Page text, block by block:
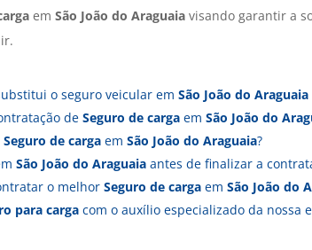
em São João do Araguaiavisando garantir a
o seguro veicular em São João do Araguaia
de Seguro de cargaem São João do
Seguro de cargaem São João do Araguaia?
São João do Araguaiaantes de finalizar a
o melhor Seguro de cargaem São João do
para cargacom o auxílio especializado da nossa